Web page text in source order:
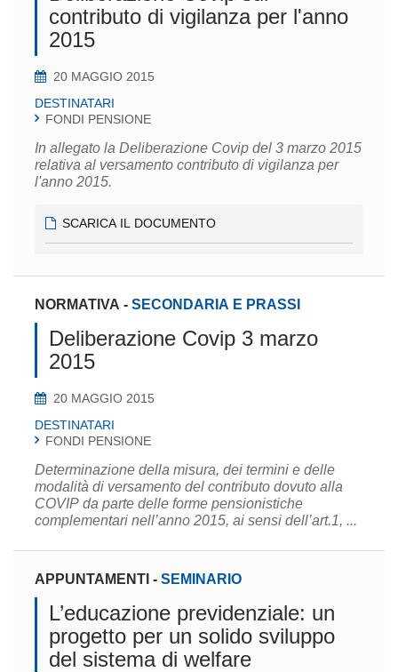
contributo di vigilanza per l'anno
2015
20 MAGGIO 2015
DESTINATARI
FONDI PENSIONE
In allegato la Deliberazione Covip del 3 marzo 2015
relativa al versamento contributo di vigilanza per
l'anno 2015.
SCARICA IL DOCUMENTO
NORMATIVA - SECONDARIA E PRASSI
Deliberazione Covip 3 marzo
2015
20 MAGGIO 2015
DESTINATARI
FONDI PENSIONE
Determinazione della misura, dei termini e delle
modalità di versamento del contributo dovuto alla
COVIP da parte delle forme pensionistiche
complementari nell’anno 2015, ai sensi dell’art.1, ...
APPUNTAMENTI - SEMINARIO
L’educazione previdenziale: un
progetto per un solido sviluppo
del sistema di welfare